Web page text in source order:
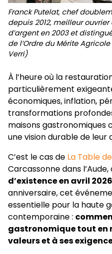
Franck Putelat, chef
depuis 2012, meilleur
d’argent en 2003 et
de l’Ordre du Mérite
Verri)
À l’heure où la
particulièrement
économiques, inflation,
transformations
maisons gastronomiques
une vision durable de leur
C’est le cas de La Table
Carcassonne dans
d’existence en avril 2026
anniversaire, cet
essentielle pour la haute
contemporaine :
gastronomique tout en
valeurs et à ses